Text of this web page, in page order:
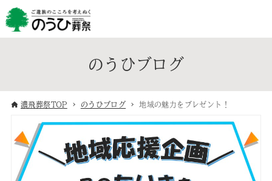
のうひブログ
濃飛葬祭TOP のうひブログ 地域の魅力をプレゼント！